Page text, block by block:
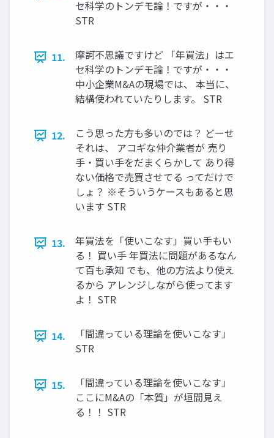
セ科学のトンデモ論！ですが・・・
STR
11.
摩訶不思議ですけど 「年買法」はエ
セ科学のトンデモ論！ですが・・・
中小企業M&Aの現場では、 本当に、
結構使われていたりします。 STR
12.
こう思った方も多いのでは？ どーせ
それは、 アコギな仲介業者が 売り
手・買い手をだまくらかして あり得
ない価格で売買させてる ってだけで
しょ？ ※そういうケースもあると思
います STR
13.
年買法を「使いこなす」買い手もい
る！ 買い手 年買法に問題があるなん
て百も承知 でも、他の方法より使え
るから アレンジしながら使ってます
よ！ STR
14.
「間違っている理論を使いこなす」
STR
15.
「間違っている理論を使いこなす」
ここにM&Aの「本質」が垣間見え
る！！ STR